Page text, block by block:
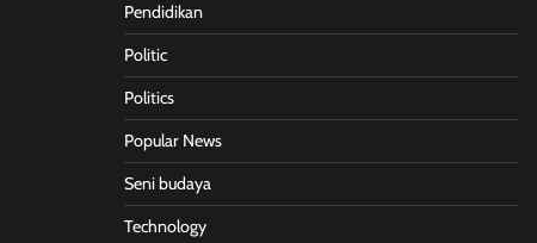
Pendidikan
Politic
Politics
Popular News
Seni budaya
Technology